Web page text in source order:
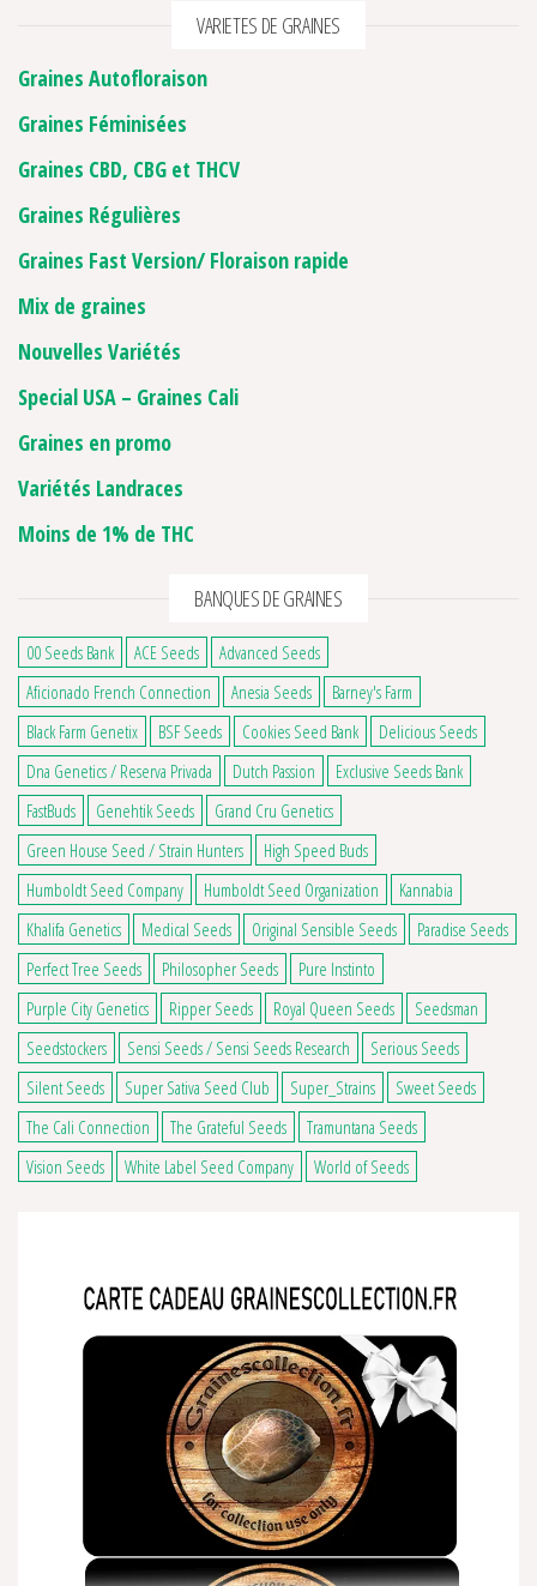
VARIETES DE GRAINES
Graines Autofloraison
Graines Féminisées
Graines CBD, CBG et THCV
Graines Régulières
Graines Fast Version/ Floraison rapide
Mix de graines
Nouvelles Variétés
Special USA – Graines Cali
Graines en promo
Variétés Landraces
Moins de 1% de THC
BANQUES DE GRAINES
00 Seeds Bank ACE Seeds
Advanced Seeds
Aficionado French Connection
Anesia Seeds
Barney's Farm
Black Farm Genetix
BSF Seeds Cookies Seed Bank
Delicious Seeds
Dna Genetics / Reserva Privada
Dutch Passion
Exclusive Seeds Bank
FastBuds
Genehtik Seeds
Grand Cru Genetics
Green House Seed / Strain Hunters
High Speed Buds
Humboldt Seed Company
Humboldt Seed Organization
Kannabia
Khalifa Genetics
Medical Seeds Original Sensible Seeds
Paradise Seeds
Perfect Tree Seeds
Philosopher Seeds
Pure Instinto
Purple City Genetics
Ripper Seeds Royal Queen Seeds
Seedsman
Seedstockers
Sensi Seeds / Sensi Seeds Research
Serious Seeds
Silent Seeds
Super Sativa Seed Club Super_Strains
Sweet Seeds
The Cali Connection
The Grateful Seeds
Tramuntana Seeds
Vision Seeds
White Label Seed Company World of Seeds